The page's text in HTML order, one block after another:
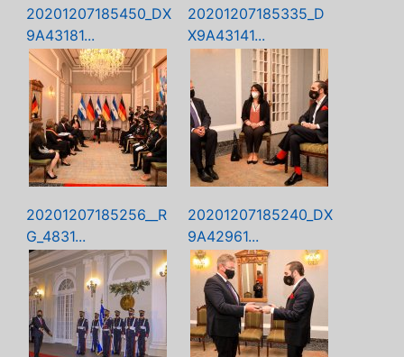
20201207185450_DX
9A43181...
20201207185335_D
X9A43141...
20201207185256__R
G_4831...
20201207185240_DX
9A42961...